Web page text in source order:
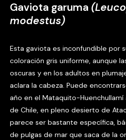
Gaviota garuma
modestus)
Esta gaviota es inconfundible por
coloración gris uniforme, aunque
oscuras y en los adultos en
aclara la cabeza. Puede
año en el Mataquito-
de Chile, en pleno desierto de
parece ser bastante específica,
de pulgas de mar que saca de la